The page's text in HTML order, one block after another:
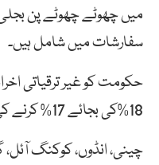
میں چھوٹے چھوٹے پن
سفارشات میں شامل ہیں۔
حکومت کو غیر ترقیاتی
18%کی بجائے 17% کرنے کی تجویز دی گئی ہے ۔
چینی، انڈوں، کوکنگ